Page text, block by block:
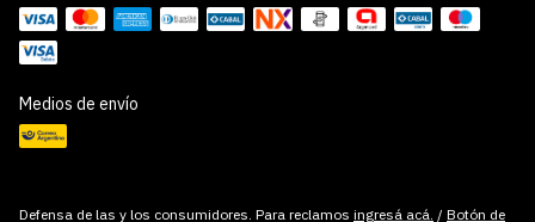
Medios de envío
Defensa de las y los consumidores. Para reclamos ingresá acá. / Botón de